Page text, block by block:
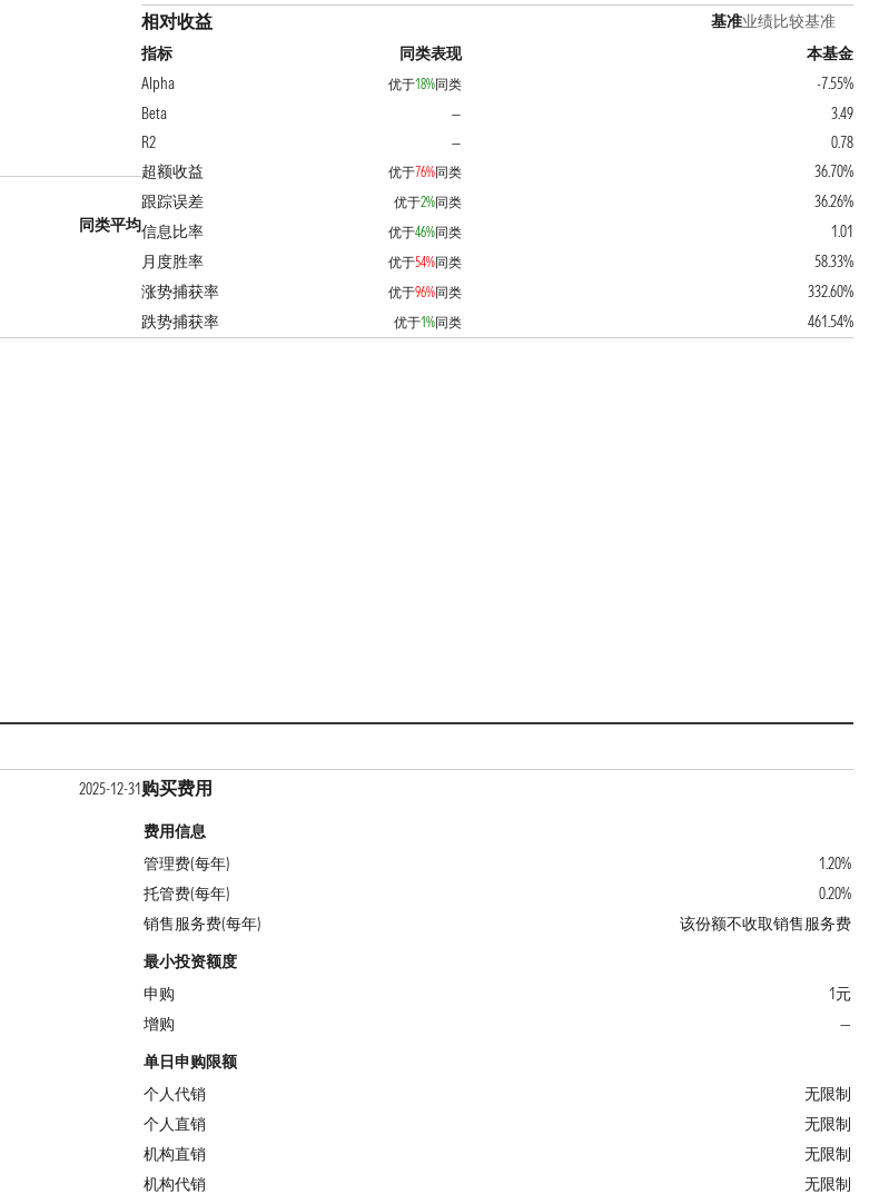
同类平均
相对收益 基准业绩比较基准
指标
同类表现
本基金
Alpha
优于18%同类
-7.55%
Beta
—
3.49
R2
—
0.78
超额收益
优于76%同类
36.70%
跟踪误差
优于2%同类
36.26%
信息比率
优于46%同类
1.01
月度胜率
优于54%同类
58.33%
涨势捕获率
优于96%同类
332.60%
跌势捕获率
优于1%同类 461.54%
2025-12-31购买费用
费用信息
管理费(每年)
1.20%
托管费(每年)
0.20%
销售服务费(每年)
该份额不收取销售服务费
最小投资额度
申购
1元
增购
—
单日申购限额
个人代销
无限制
个人直销
无限制
机构直销
无限制
机构代销
无限制